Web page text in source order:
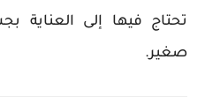
تحتاج فيها إلى
صغير.